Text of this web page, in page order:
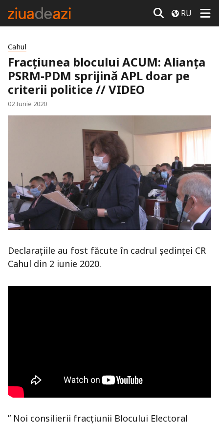
RU
Cahul
Fracțiunea blocului ACUM: Alianța
PSRM-PDM sprijină APL doar pe
criterii politice // VIDEO
02 Iunie 2020
Declarațiile au fost făcute în cadrul ședinței CR
Cahul din 2 iunie 2020.
” Noi consilierii fracțiunii Blocului Electoral